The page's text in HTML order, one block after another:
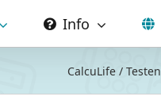
Info
CalcuLife / Testen